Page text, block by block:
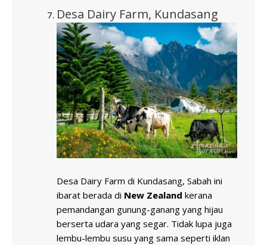
Desa Dairy Farm, Kundasang
Desa Dairy Farm di Kundasang, Sabah ini
ibarat berada di New Zealand kerana
pemandangan gunung-ganang yang hijau
berserta udara yang segar. Tidak lupa juga
lembu-lembu susu yang sama seperti iklan